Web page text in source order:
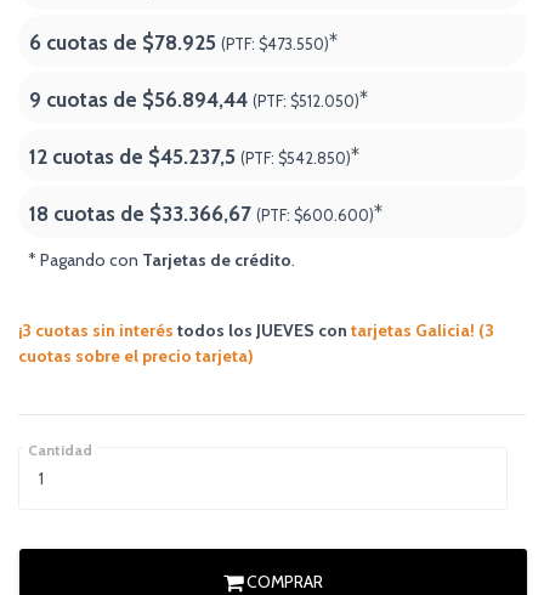
6 cuotas de $78.925 (PTF: $473.550)*
9 cuotas de $56.894,44 (PTF: $512.050)*
12 cuotas de $45.237,5 (PTF: $542.850)*
18 cuotas de $33.366,67 (PTF: $600.600)*
* Pagando con Tarjetas de crédito.
¡3 cuotas sin interés todos los JUEVES con tarjetas Galicia! (3
cuotas sobre el precio tarjeta)
Cantidad
COMPRAR